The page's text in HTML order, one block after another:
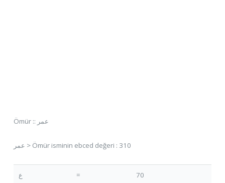
Ömür :: عمر
عمر > Ömür isminin ebced değeri : 310
ع = 70